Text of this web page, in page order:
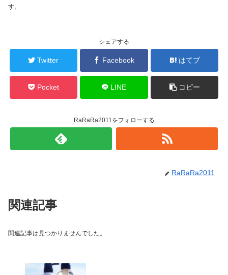
す。
シェアする
Twitter Facebook はてブ
Pocket LINE コピー
RaRaRa2011をフォローする
RaRaRa2011
関連記事
関連記事は見つかりませんでした。